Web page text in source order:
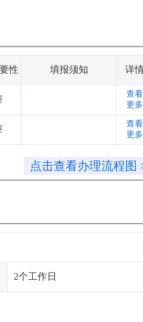
性 填报须知 详
查看
更多
查看
更多
点击查看办理流程图
2个工作日